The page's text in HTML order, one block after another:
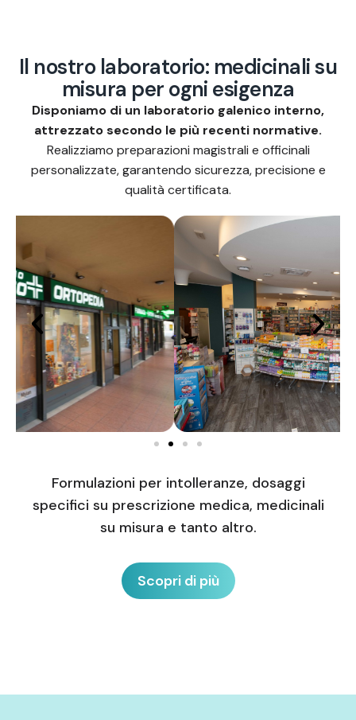
Il nostro laboratorio: medicinalisu
misura per ogni esigenza
Disponiamo di un laboratorio galenico interno,
attrezzato secondo le più recenti normative.
Realizziamo preparazioni magistrali e officinali
personalizzate, garantendo sicurezza, precisione e
qualità certificata.
Formulazioni per intolleranze, dosaggi
specifici su prescrizione medica, medicinali
su misura e tanto altro.
Scopri di più